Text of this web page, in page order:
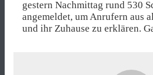
gestern Nachmittag rund 530
angemeldet, um Anrufern aus
und ihr Zuhause zu erklären.